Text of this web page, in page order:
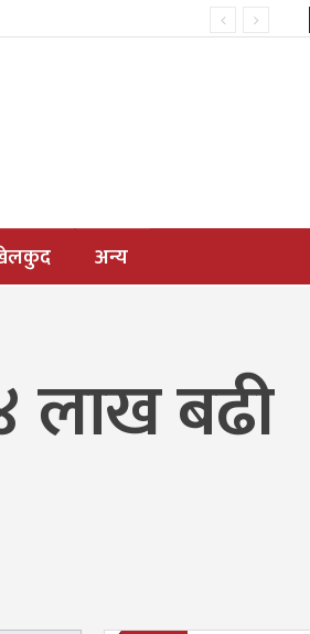
अन्य
लाख बढी